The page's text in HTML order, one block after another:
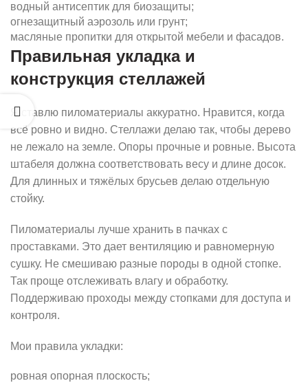
водный антисептик для биозащиты;
огнезащитный аэрозоль или грунт;
масляные пропитки для открытой мебели и фасадов.
Правильная укладка и
конструкция стеллажей
Я ставлю пиломатериалы аккуратно. Нравится, когда
всё ровно и видно. Стеллажи делаю так, чтобы дерево
не лежало на земле. Опоры прочные и ровные. Высота
штабеля должна соответствовать весу и длине досок.
Для длинных и тяжёлых брусьев делаю отдельную
стойку.
Пиломатериалы лучше хранить в пачках с
проставками. Это дает вентиляцию и равномерную
сушку. Не смешиваю разные породы в одной стопке.
Так проще отслеживать влагу и обработку.
Поддерживаю проходы между стопками для доступа и
контроля.
Мои правила укладки:
ровная опорная плоскость;